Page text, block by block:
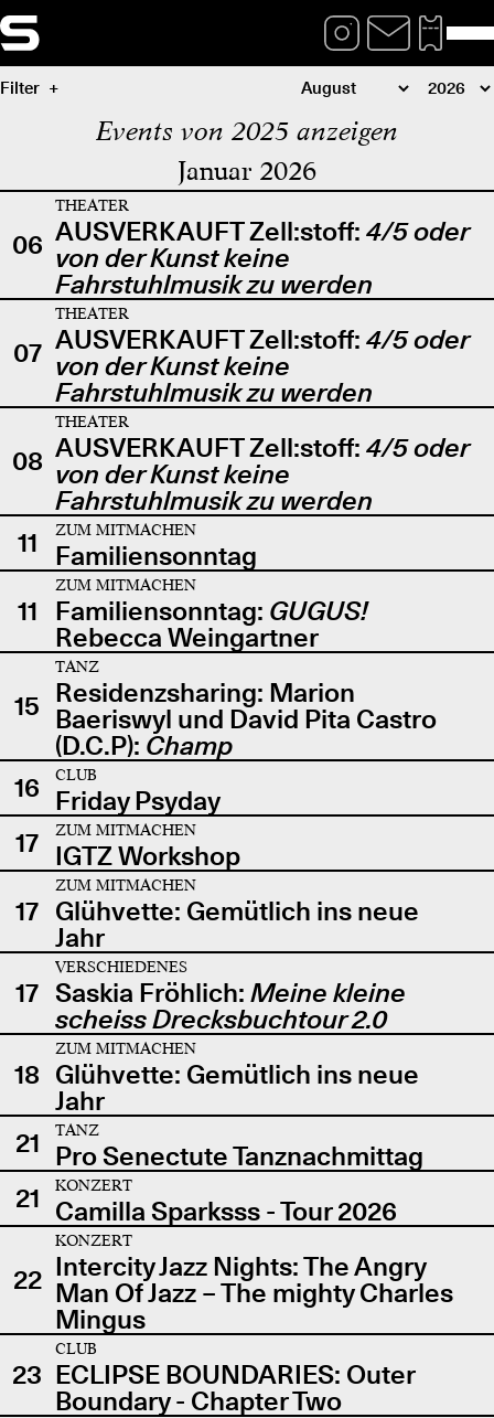
Filter
Events von 2025 anzeigen
Januar 2026
06
THEATER
AUSVERKAUFT Zell:stoff: 4/5 oder
von der Kunst keine
Fahrstuhlmusik zu werden
07
THEATER
AUSVERKAUFT Zell:stoff: 4/5 oder
von der Kunst keine
Fahrstuhlmusik zu werden
08
THEATER
AUSVERKAUFT Zell:stoff: 4/5 oder
von der Kunst keine
Fahrstuhlmusik zu werden
11
ZUM MITMACHEN
Familiensonntag
11
ZUM MITMACHEN
Familiensonntag: GUGUS!
Rebecca Weingartner
15
TANZ
Residenzsharing: Marion
Baeriswyl und David Pita Castro
(D.C.P): Champ
16
CLUB
Friday Psyday
17
ZUM MITMACHEN
IGTZ Workshop
17
ZUM MITMACHEN
Glühvette: Gemütlich ins neue
Jahr
17
VERSCHIEDENES
Saskia Fröhlich: Meine kleine
scheiss Drecksbuchtour 2.0
18
ZUM MITMACHEN
Glühvette: Gemütlich ins neue
Jahr
21
TANZ
Pro Senectute Tanznachmittag
21
KONZERT
Camilla Sparksss - Tour 2026
22
KONZERT
Intercity Jazz Nights: The Angry
Man Of Jazz – The mighty Charles
Mingus
23
CLUB
ECLIPSE BOUNDARIES: Outer
Boundary - Chapter Two